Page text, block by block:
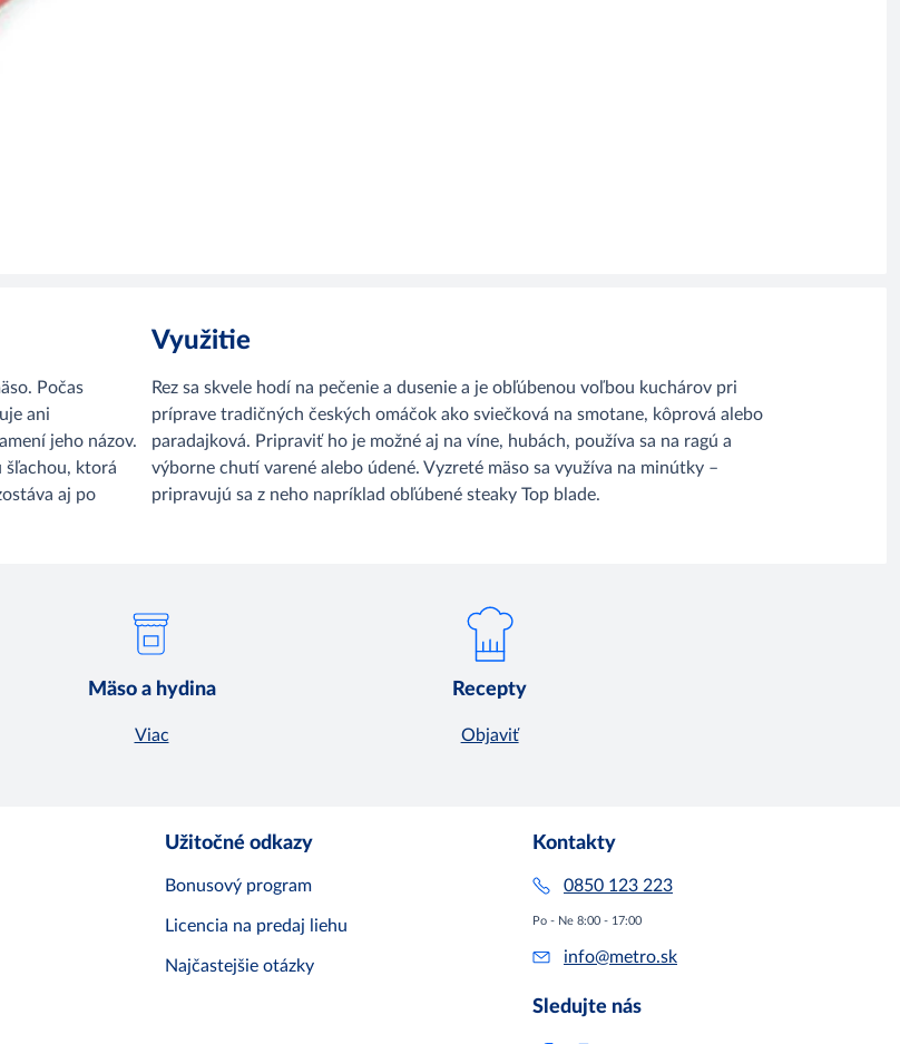
Počas
ani
jeho názov.
šľachou, ktorá
aj po
Využitie
Rez sa skvele hodí na pečenie a dusenie a je obľúbenou voľbou kuchárov pri
príprave tradičných českých omáčok ako sviečková na smotane, kôprová alebo
paradajková. Pripraviť ho je možné aj na víne, hubách, používa sa na ragú a
výborne chutí varené alebo údené. Vyzreté mäso sa využíva na minútky –
pripravujú sa z neho napríklad obľúbené steaky Top blade.
Mäso a hydina
Viac
Recepty
Objaviť
Užitočné odkazy
Bonusový program
Licencia na predaj liehu
Najčastejšie otázky
Kontakty
0850 123 223
Po - Ne 8:00 - 17:00
info@metro.sk
Sledujte nás